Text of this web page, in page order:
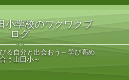
小学校のワクワクブ
ログ
る自分と出会おう～学び高め
合う山田小～